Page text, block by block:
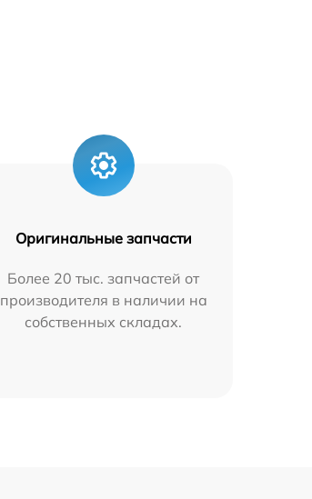
Оригинальные запчасти
Более 20 тыс. запчастей от
производителя в наличии на
собственных складах.